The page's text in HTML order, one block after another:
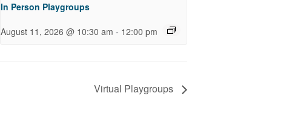
In Person Playgroups
August 11, 2026 @ 10:30 am - 12:00 pm
Virtual Playgroups